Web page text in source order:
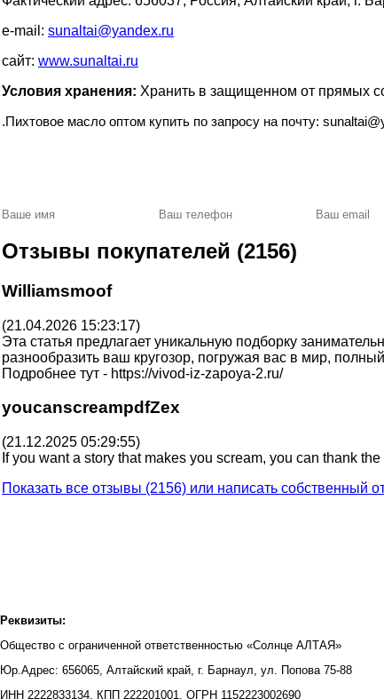
e-mail: sunaltai@yandex.ru
сайт: www.sunaltai.ru
Условия хранения: Хранить в защищенном от прямых
.Пихтовое масло оптом купить по запросу на почту:
Отзывы покупателей (2156)
Williamsmoof
(21.04.2026 15:23:17)
Эта статья предлагает уникальную подборку
разнообразить ваш кругозор, погружая вас в мир,
Подробнее тут - https://vivod-iz-zapoya-2.ru/
youcanscreampdfZex
(21.12.2025 05:29:55)
If you want a story that makes you scream, you can thank
Показать все отзывы (2156) или написать собственный
Реквизиты:
Общество с ограниченной ответственностью «Солнце АЛТАЯ»
Юр.Адрес: 656065, Алтайский край, г. Барнаул, ул. Попова 75-88
ИНН 2222833134, КПП 222201001, ОГРН 1152223002690